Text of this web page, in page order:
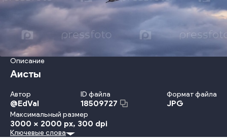
Описание
Аисты
Автор
@EdVal
ID файла
18509727
Формат файла
JPG
Максимальный размер
3000 x 2000 px, 300 dpi
Красота Лето Природа
Ключевые слова